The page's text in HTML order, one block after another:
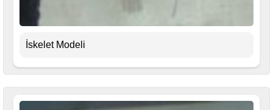
İskelet Modeli